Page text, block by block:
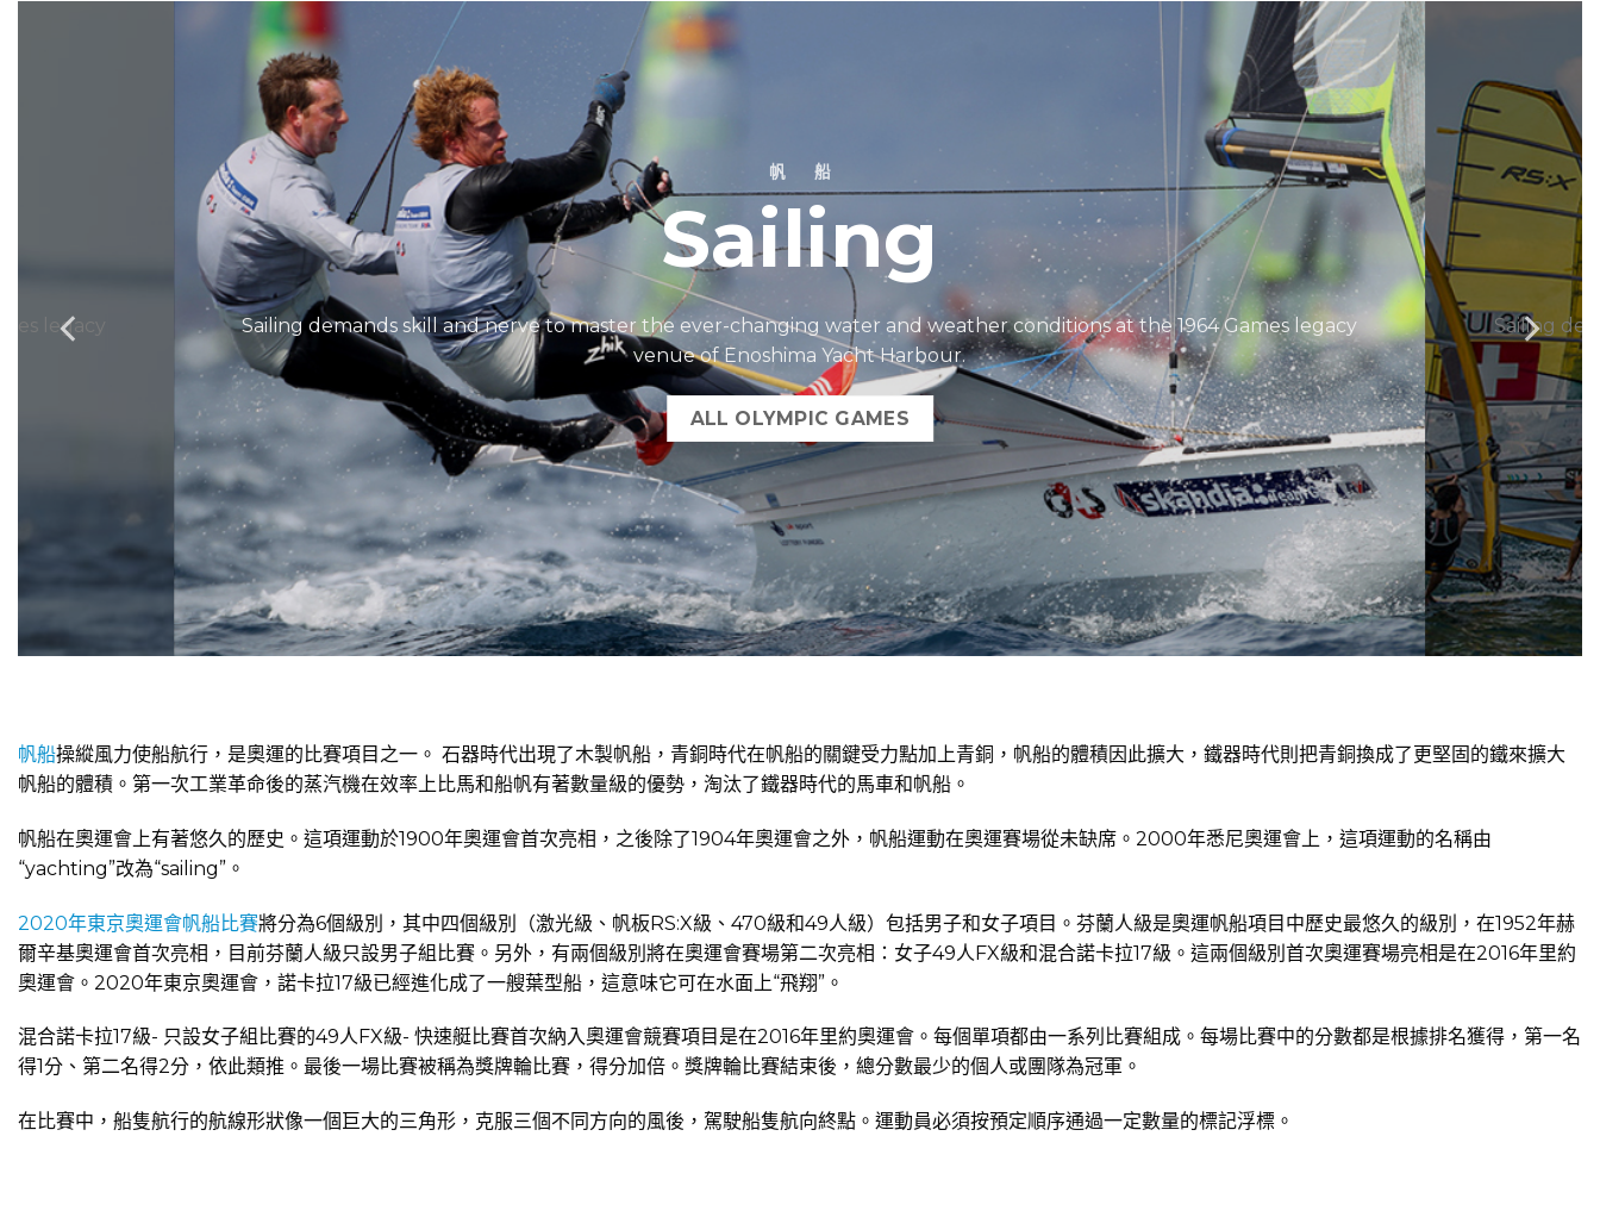
Sailing
legacy
帆 船
Sailing
Sailing demands skill and nerve to master the ever-changing water and weather conditions at the 1964 Games legacy
venue of Enoshima Yacht Harbour.
ALL OLYMPIC GAMES
帆船操縱風力使船航行，是奧運的比賽項目之一。 石器時代出現了木製帆船，青銅時代在帆船的關鍵受力點加上青銅，帆船的體積因此擴大，鐵器時代則把青銅換成了更堅固的鐵來擴大
帆船的體積。第一次工業革命後的蒸汽機在效率上比馬和船帆有著數量級的優勢，淘汰了鐵器時代的馬車和帆船。
帆船在奧運會上有著悠久的歷史。這項運動於1900年奧運會首次亮相，之後除了1904年奧運會之外，帆船運動在奧運賽場從未缺席。2000年悉尼奧運會上，這項運動的名稱由
“yachting”改為“sailing”。
2020年東京奧運會帆船比賽將分為6個級別，其中四個級別（激光級、帆板RS:X級、470級和49人級）包括男子和女子項目。芬蘭人級是奧運帆船項目中歷史最悠久的級別，在1952年赫
爾辛基奧運會首次亮相，目前芬蘭人級只設男子組比賽。另外，有兩個級別將在奧運會賽場第二次亮相：女子49人FX級和混合諾卡拉17級。這兩個級別首次奧運賽場亮相是在2016年里約
奧運會。2020年東京奧運會，諾卡拉17級已經進化成了一艘葉型船，這意味它可在水面上“飛翔”。
混合諾卡拉17級- 只設女子組比賽的49人FX級- 快速艇比賽首次納入奧運會競賽項目是在2016年里約奧運會。每個單項都由一系列比賽組成。每場比賽中的分數都是根據排名獲得，第一名
得1分、第二名得2分，依此類推。最後一場比賽被稱為獎牌輪比賽，得分加倍。獎牌輪比賽結束後，總分數最少的個人或團隊為冠軍。
在比賽中，船隻航行的航線形狀像一個巨大的三角形，克服三個不同方向的風後，駕駛船隻航向終點。運動員必須按預定順序通過一定數量的標記浮標。